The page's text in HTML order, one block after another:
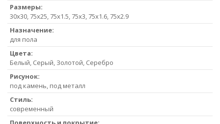
Размеры:
30x30, 75x25, 75x1.5, 75x3, 75x1.6, 75x2.9
Назначение:
для пола
Цвета:
Белый, Серый, Золотой, Серебро
Рисунок:
под камень, под металл
Стиль:
современный